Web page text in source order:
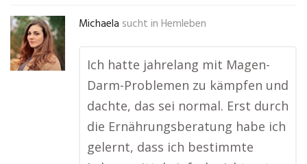
Michaela sucht in Hemleben
Ich hatte jahrelang mit Magen-
Darm-Problemen zu kämpfen und
dachte, das sei normal. Erst durch
die Ernährungsberatung habe ich
gelernt, dass ich bestimmte